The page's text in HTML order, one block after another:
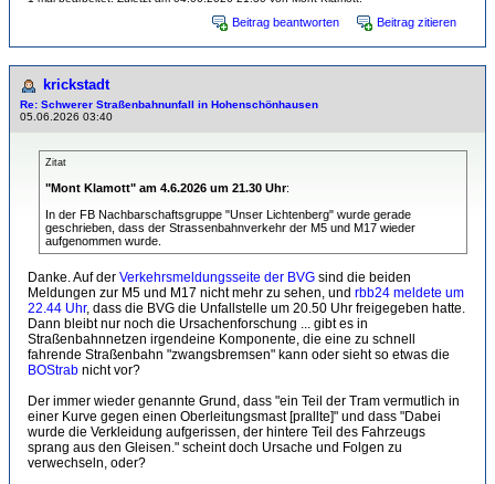
Beitrag beantworten Beitrag zitieren
krickstadt
Re: Schwerer Straßenbahnunfall in Hohenschönhausen
05.06.2026 03:40
Zitat
"Mont Klamott" am 4.6.2026 um 21.30 Uhr:
In der FB Nachbarschaftsgruppe "Unser Lichtenberg" wurde gerade
geschrieben, dass der Strassenbahnverkehr der M5 und M17 wieder
aufgenommen wurde.
Danke. Auf der Verkehrsmeldungsseite der BVG sind die beiden
Meldungen zur M5 und M17 nicht mehr zu sehen, und rbb24 meldete um
22.44 Uhr, dass die BVG die Unfallstelle um 20.50 Uhr freigegeben hatte.
Dann bleibt nur noch die Ursachenforschung ... gibt es in
Straßenbahnnetzen irgendeine Komponente, die eine zu schnell
fahrende Straßenbahn "zwangsbremsen" kann oder sieht so etwas die
BOStrab nicht vor?
Der immer wieder genannte Grund, dass "ein Teil der Tram vermutlich in
einer Kurve gegen einen Oberleitungsmast [prallte]" und dass "Dabei
wurde die Verkleidung aufgerissen, der hintere Teil des Fahrzeugs
sprang aus den Gleisen." scheint doch Ursache und Folgen zu
verwechseln, oder?